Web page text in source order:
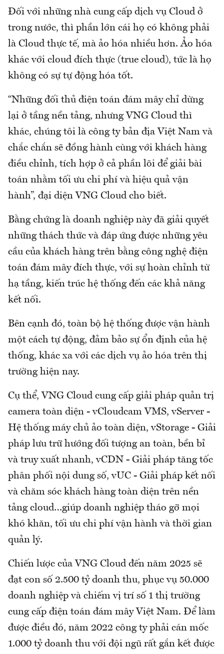
Đối với những nhà cung cấp dịch vụ Cloud ở
trong nước, thì phần lớn cái họ có không phải
là Cloud thực tế, mà ảo hóa nhiều hơn. Ảo hóa
khác với cloud đích thực (true cloud), tức là họ
không có sự tự động hóa tốt.
“Những đối thủ điện toán đám mây chỉ dừng
lại ở tầng nền tảng, nhưng VNG Cloud thì
khác, chúng tôi là công ty bản địa Việt Nam và
chắc chắn sẽ đồng hành cùng với khách hàng
điều chỉnh, tích hợp ở cả phần lõi để giải bài
toán nhằm tối ưu chi phí và hiệu quả vận
hành”, đại diện VNG Cloud cho biết.
Bằng chứng là doanh nghiệp này đã giải quyết
những thách thức và đáp ứng được những yêu
cầu của khách hàng trên bằng công nghệ điện
toán đám mây đích thực, với sự hoàn chỉnh từ
hạ tầng, kiến trúc hệ thống đến các khả năng
kết nối.
Bên cạnh đó, toàn bộ hệ thống được vận hành
một cách tự động, đảm bảo sự ổn định của hệ
thống, khác xa với các dịch vụ ảo hóa trên thị
trường hiện nay.
Cụ thể, VNG Cloud cung cấp giải pháp quản trị
camera toàn diện - vCloudcam VMS, vServer -
Hệ thống máy chủ ảo toàn diện, vStorage - Giải
pháp lưu trữ hướng đối tượng an toàn, bền bỉ
và truy xuất nhanh, vCDN - Giải pháp tăng tốc
phân phối nội dung số, vUC - Giải pháp kết nối
và chăm sóc khách hàng toàn diện trên nền
tảng cloud…giúp doanh nghiệp tháo gỡ mọi
khó khăn, tối ưu chi phí vận hành và thời gian
quản lý.
Chiến lược của VNG Cloud đến năm 2025 sẽ
đạt con số 2.500 tỷ doanh thu, phục vụ 50.000
doanh nghiệp và chiếm vị trí số 1 thị trường
cung cấp điện toán đám mây Việt Nam. Để làm
được điều đó, năm 2022 công ty phải cán mốc
1.000 tỷ doanh thu với đội ngũ rất gắn kết được